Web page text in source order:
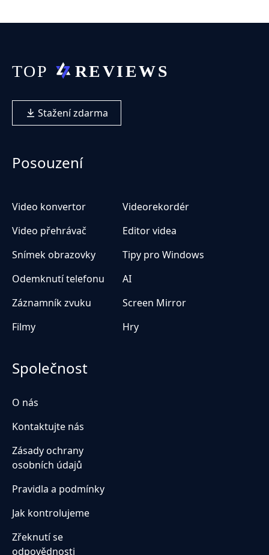
Stažení zdarma
Posouzení
Video konvertor
Videorekordér
Video přehrávač
Editor videa
Snímek obrazovky
Tipy pro Windows
Odemknutí telefonu
AI
Záznamník zvuku
Screen Mirror
Filmy
Hry
Společnost
O nás
Kontaktujte nás
Zásady ochrany
osobních údajů
Pravidla a podmínky
Jak kontrolujeme
Zřeknutí se
odpovědnosti